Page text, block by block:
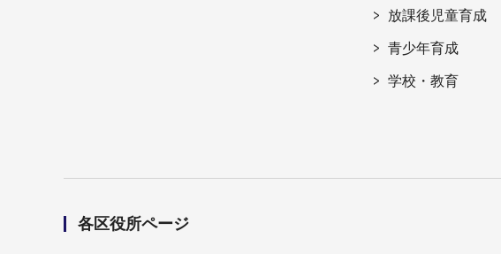
放課後児童育成
青少年育成
学校・教育
各区役所ページ